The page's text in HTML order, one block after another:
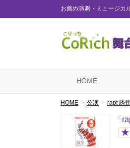
お薦め演劇・ミュージカ
HOME
HOME 公演 rapt 誘
「
★